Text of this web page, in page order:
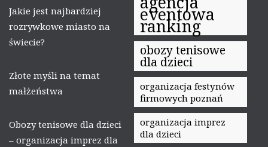
Jakie jest najbardziej
rozrywkowe miasto na
świecie?
Złote myśli na temat
małżeństwa
Obozy tenisowe dla dzieci
– organizacja imprez dla
eventowa
ranking
obozy tenisowe
dla dzieci
organizacja festynów
firmowych poznań
organizacja imprez
dla dzieci